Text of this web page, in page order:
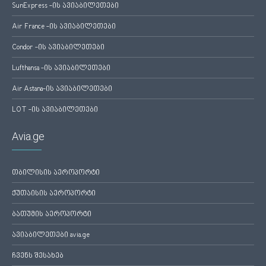
SunExpress -ის ავიაბილეთები
Air France -ის ავიაბილეთები
Condor -ის ავიაბილეთები
Lufthansa -ის ავიაბილეთები
Air Astana-ის ავიაბილეთები
LOT -ის ავიაბილეთები
Avia.ge
თბილისის აეროპორტი
ქუთაისის აეროპორტი
ბათუმის აეროპორტი
ავიაბილეთები avia.ge
ჩვენს შესახებ